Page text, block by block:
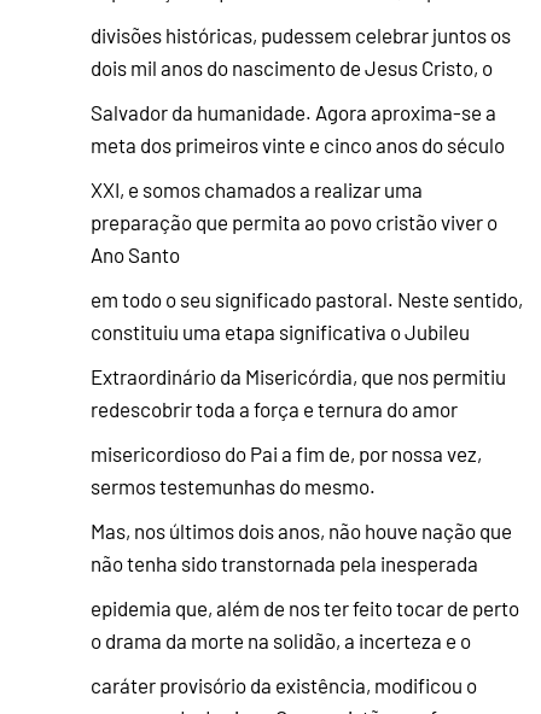
divisões históricas, pudessem celebrar juntos os
dois mil anos do nascimento de Jesus Cristo, o
Salvador da humanidade. Agora aproxima-se a
meta dos primeiros vinte e cinco anos do século
XXI, e somos chamados a realizar uma
preparação que permita ao povo cristão viver o
Ano Santo
em todo o seu significado pastoral. Neste sentido,
constituiu uma etapa significativa o Jubileu
Extraordinário da Misericórdia, que nos permitiu
redescobrir toda a força e ternura do amor
misericordioso do Pai a fim de, por nossa vez,
sermos testemunhas do mesmo.
Mas, nos últimos dois anos, não houve nação que
não tenha sido transtornada pela inesperada
epidemia que, além de nos ter feito tocar de perto
o drama da morte na solidão, a incerteza e o
caráter provisório da existência, modificou o